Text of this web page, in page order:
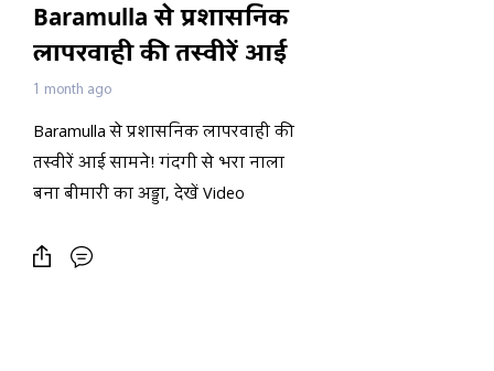
Baramulla से प्रशासनिक
लापरवाही की तस्वीरें आई
सामने! गंदगी से भरा नाला
बना बीमारी का अड्डा, देखें
Video
1 month ago
Baramulla से प्रशासनिक लापरवाही की
तस्वीरें आई सामने! गंदगी से भरा नाला
बना बीमारी का अड्डा, देखें Video